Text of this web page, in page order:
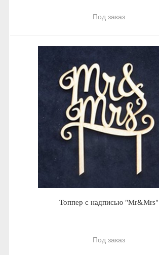
Под заказ
Топпер с надписью "Mr&Mrs"
Под заказ